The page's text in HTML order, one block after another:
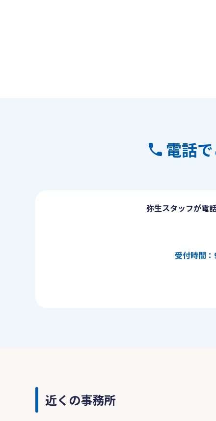
電話
弥生スタッフが電
受付時間
近くの事務所